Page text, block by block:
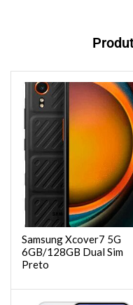
Samsung Xcover7 5G
6GB/128GB Dual Sim
Preto